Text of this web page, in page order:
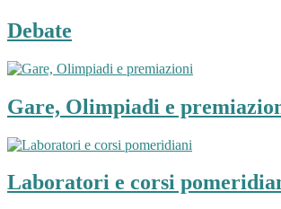
Debate
Gare, Olimpiadi e
Laboratori e corsi